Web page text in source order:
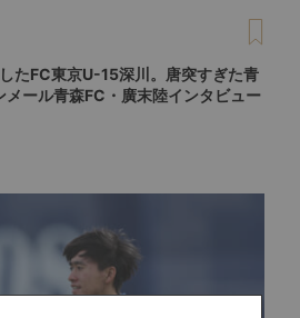
たFC東京U-15深川。唐突すぎた青
ール青森FC・廣末陸インタビュー